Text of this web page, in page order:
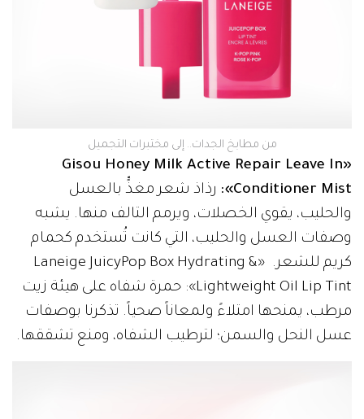
من مطابخ الجدات.. إلى مختبرات التجميل
«Gisou Honey Milk Active Repair Leave In
Conditioner Mist»:
رذاذ شعر مغذٍّ بالعسل
والحليب، يقوي الخصلات، ويرمم التالف منها. يشبه
وصفات العسل والحليب، التي كانت تُستخدم كحمام
كريم للشعر. «Laneige JuicyPop Box Hydrating &
Lightweight Oil Lip Tint»: حمرة شفاه على هيئة زيت
مرطب، يمنحها امتلاءً ولمعاناً صحياً. تذكرنا بوصفات
عسل النحل والسمن؛ لترطيب الشفاه، ومنع تشققها.